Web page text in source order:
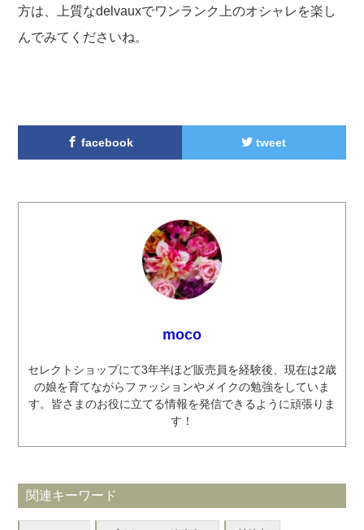
方は、上質なdelvauxでワンランク上のオシャレを楽し
んでみてくださいね。
facebook tweet
moco
セレクトショップにて3年半ほど販売員を経験後、現在は2歳
の娘を育てながらファッションやメイクの勉強をしていま
す。皆さまのお役に立てる情報を発信できるように頑張りま
す！
関連キーワード